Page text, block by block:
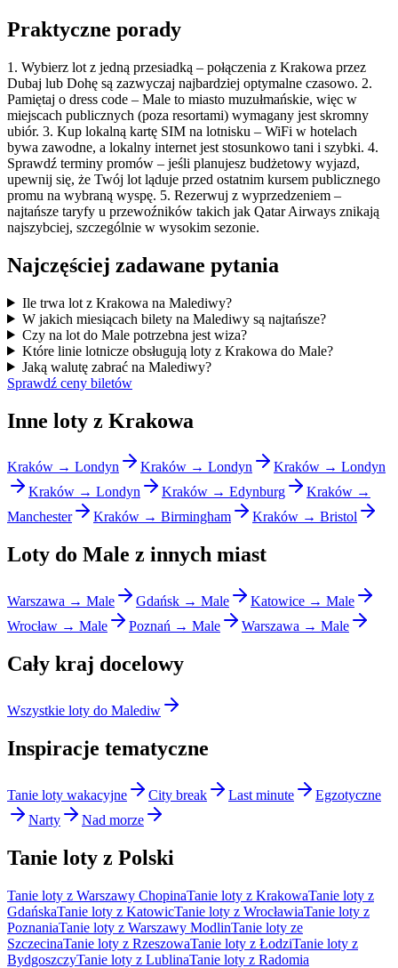
Praktyczne porady
1. Wybierz lot z jedną przesiadką – połączenia z Krakowa przez
Dubaj lub Dohę są zazwyczaj najbardziej optymalne czasowo. 2.
Pamiętaj o dress code – Male to miasto muzułmańskie, więc w
miejscach publicznych (poza resortami) wymagany jest skromny
ubiór. 3. Kup lokalną kartę SIM na lotnisku – WiFi w hotelach
bywa zawodne, a lokalny internet jest stosunkowo tani i szybki. 4.
Sprawdź terminy promów – jeśli planujesz budżetowy wyjazd,
upewnij się, że Twój lot ląduje przed ostatnim kursem publicznego
promu na wybraną wyspę. 5. Rezerwuj z wyprzedzeniem –
najtańsze taryfy u przewoźników takich jak Qatar Airways znikają
najszybciej, szczególnie w wysokim sezonie.
Najczęściej zadawane pytania
Ile trwa lot z Krakowa na Malediwy?
W jakich miesiącach bilety na Malediwy są najtańsze?
Czy na lot do Male potrzebna jest wiza?
Które linie lotnicze obsługują loty z Krakowa do Male?
Jaką walutę zabrać na Malediwy?
Sprawdź ceny biletów
Inne loty z Krakowa
Kraków → Londyn Kraków → Londyn
Kraków → Londyn
Kraków → Londyn
Kraków → Edynburg
Kraków →
Manchester
Kraków → Birmingham Kraków → Bristol
Loty do Male z innych miast
Warszawa → Male Gdańsk → Male
Katowice → Male
Wrocław → Male
Poznań → Male Warszawa → Male
Cały kraj docelowy
Wszystkie loty do Malediw
Inspiracje tematyczne
Tanie loty wakacyjne City break Last minute
Egzotyczne
Narty
Nad morze
Tanie loty z Polski
Tanie loty z Warszawy ChopinaTanie loty z KrakowaTanie loty z
GdańskaTanie loty z KatowicTanie loty z WrocławiaTanie loty z
PoznaniaTanie loty z Warszawy ModlinTanie loty ze
SzczecinaTanie loty z RzeszowaTanie loty z ŁodziTanie loty z
BydgoszczyTanie loty z LublinaTanie loty z Radomia